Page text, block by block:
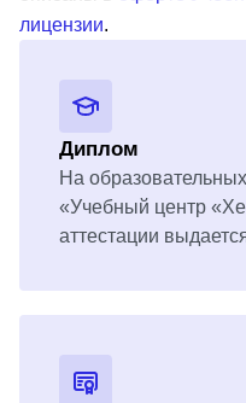
лицензии.
Диплом
На
«Учебный центр
аттестации